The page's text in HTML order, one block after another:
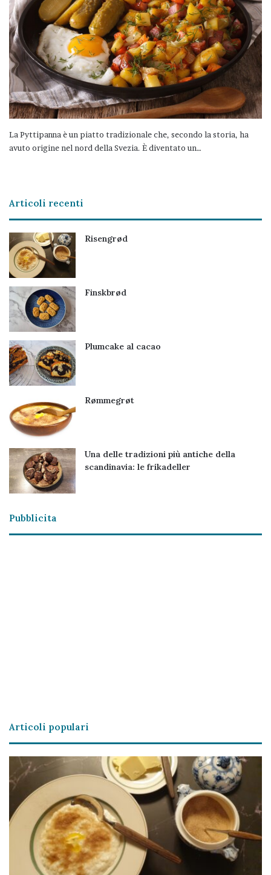
La Pyttipanna è un piatto tradizionale che, secondo la storia, ha
avuto origine nel nord della Svezia. È diventato un…
Articoli recenti
Risengrød
Finskbrød
Plumcake al cacao
Rømmegrøt
Una delle tradizioni più antiche della
scandinavia: le frikadeller
Pubblicita
Articoli populari